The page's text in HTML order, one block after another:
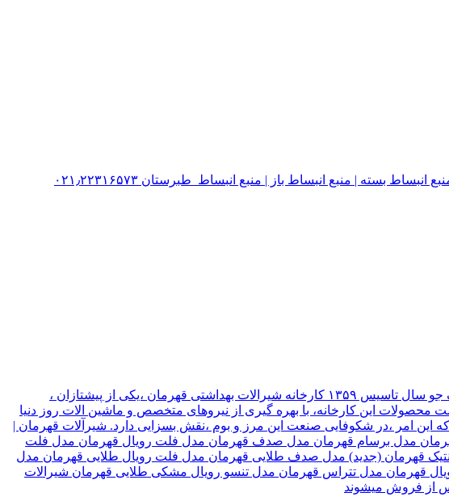
بسته | منبع انبساط باز | منبع انبساط طبرستان ۰۲۱٫۲۲۳۱۶۵۷۳
شیرآلات قهرمان نوع سازمان شرکت موقعیت تهران, تهران نام مدیر قهرمان نیک جو سال تاسیس ۱۳۵۹ کارخانه شیرالات بهداشتی قهرمان ،یکی از پیشتازان ،
محصولات این کارخانه، با بهره گیری از نیروهای متخصص و ماشین الات روز دنیا
خود را به بیش از ۳۰ کشور جهان صادر میکند، که این امر ،در شکوفایی صنعت این مرز و بوم ،نقش بسزایی دارد. شیرآلات قهرمان |
قهرمان مدل برسام قهرمان مدل صدف قهرمان مدل فلت رویال قهرمان مدل فلت
قهرمان (جدید) مدل صدف طلایی قهرمان مدل فلت رویال طلایی قهرمان مدل
قهرمان مدل تتراس قهرمان مدل تنسو رویال مشکی طلایی قهرمان شیرالات